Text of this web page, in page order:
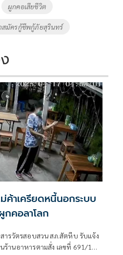
ผูกคอเสียชีวิต
สมัครกู้ชีพกู้ภัยสุรินทร์
าเครียดหนี้นอกระบบ
กคอลาโลก
รวัตรสอบสวน สภ.สัตหีบ รับแจ้ง
านอาหารตามสั่ง เลขที่ 691/1